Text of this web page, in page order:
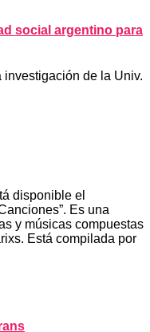
social argentino para
investigación de la Univ.
disponible el
Es una
y músicas compuestas
Está compilada por